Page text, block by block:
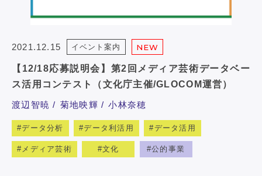
2021.12.15 イベント案内 NEW
【12/18応募説明会】第2回メディア芸術データベー
ス活用コンテスト（文化庁主催/GLOCOM運営）
渡辺智暁 菊地映輝 小林奈穂
データ分析 データ利活用 データ活用
メディア芸術 文化 公的事業